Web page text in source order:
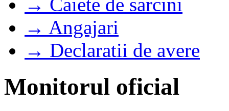
→ Caiete de sarcini
→ Angajari
→ Declaratii de avere
Monitorul oficial